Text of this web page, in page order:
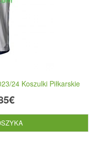
24 Koszulki Piłkarskie